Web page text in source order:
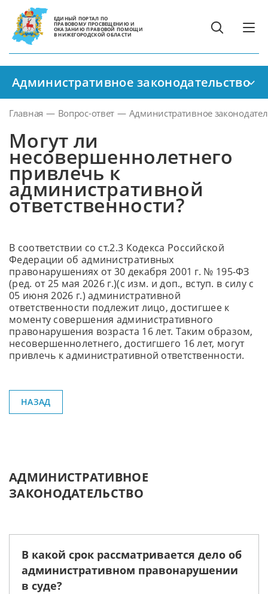
ЕДИНЫЙ ПОРТАЛ ПО
ПРАВОВОМУ ПРОСВЕЩЕНИЮ И
ОКАЗАНИЮ ПРАВОВОЙ ПОМОЩИ
В НИЖЕГОРОДСКОЙ ОБЛАСТИ
Административное законодательство
Главная — Вопрос-ответ — Административное
Могут ли
несовершеннолетнего
привлечь к
административной
ответственности?
В соответствии со ст.2.3 Кодекса Российской
Федерации об административных
правонарушениях от 30 декабря 2001 г. № 195-ФЗ
(ред. от 25 мая 2026 г.)(с изм. и доп., вступ. в силу с
05 июня 2026 г.) административной
ответственности подлежит лицо, достигшее к
моменту совершения административного
правонарушения возраста 16 лет. Таким образом,
несовершеннолетнего, достигшего 16 лет, могут
привлечь к административной ответственности.
НАЗАД
АДМИНИСТРАТИВНОЕ
ЗАКОНОДАТЕЛЬСТВО
В какой срок рассматривается дело об
административном правонарушении
в суде?